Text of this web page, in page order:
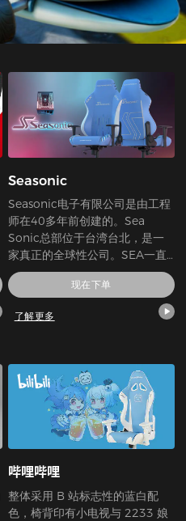
Seasonic
Seasonic电子有限公司是由工程
师在40多年前创建的。Sea
Sonic总部位于台湾台北，是一
家真正的全球性公司。SEA一直
专注于高品质电源转换产品的研
究、开发和生产。作为创新领域
的领导者，SEA的主要目标是为
所有客户带来尽可能高价值的最
能。
现在下单
了解更多
哔哩哔哩
整体采用 B 站标志性的蓝白配
色，椅背印有小电视与 2233 娘